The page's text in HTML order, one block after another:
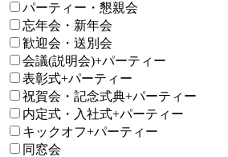
パーティー・懇親会
忘年会・新年会
歓迎会・送別会
会議(説明会)+パーティー
表彰式+パーティー
祝賀会・記念式典+パーティー
内定式・入社式+パーティー
キックオフ+パーティー
同窓会